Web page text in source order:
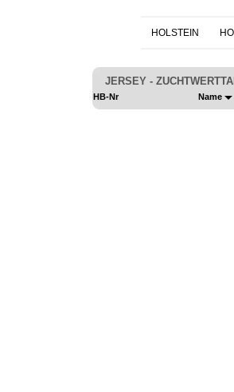
HOLSTEIN
JERSEY -
HB-Nr Name